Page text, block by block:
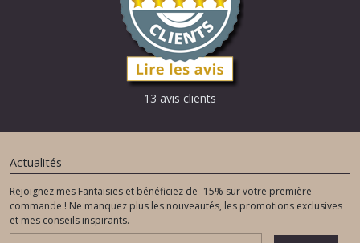
13 avis clients
Actualités
Rejoignez mes Fantaisies et bénéficiez de -15% sur votre première
commande ! Ne manquez plus les nouveautés, les promotions exclusives
et mes conseils inspirants.